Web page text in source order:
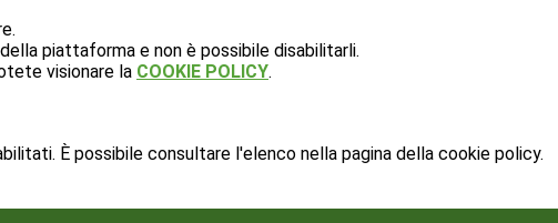
piattaforma e non è possibile disabilitarli.
visionare la COOKIE POLICY.
È possibile consultare l'elenco nella pagina della cookie policy.